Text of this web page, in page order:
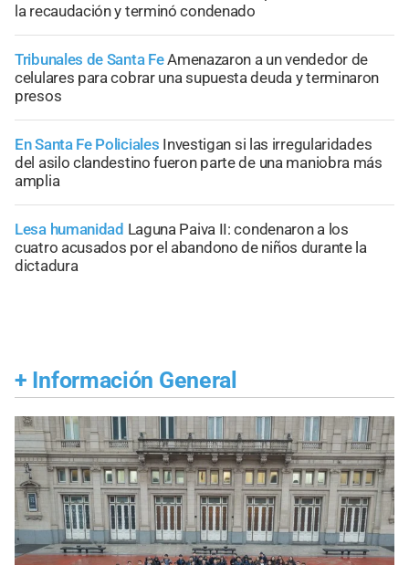
la recaudación y terminó condenado
Tribunales de Santa FeAmenazaron a un vendedor de
celulares para cobrar una supuesta deuda y terminaron
presos
En Santa Fe Policiales Investigan si las irregularidades
del asilo clandestino fueron parte de una maniobra más
amplia
Lesa humanidad Laguna Paiva II: condenaron a los
cuatro acusados por el abandono de niños durante la
dictadura
+ Información General